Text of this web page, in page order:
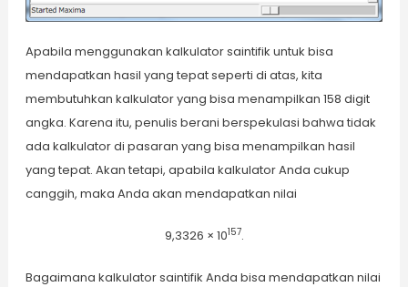
Apabila menggunakan kalkulator saintifik untuk bisa
mendapatkan hasil yang tepat seperti di atas, kita
membutuhkan kalkulator yang bisa menampilkan 158 digit
angka. Karena itu, penulis berani berspekulasi bahwa tidak
ada kalkulator di pasaran yang bisa menampilkan hasil
yang tepat. Akan tetapi, apabila kalkulator Anda cukup
canggih, maka Anda akan mendapatkan nilai
9,3326 × 10157.
Bagaimana kalkulator saintifik Anda bisa mendapatkan nilai